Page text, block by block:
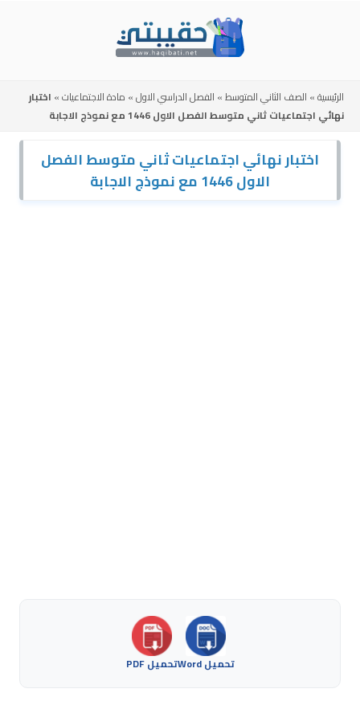
الرئيسية» الصف الثاني المتوسط» الفصل الدراسي الاول» مادة الاجتماعيات» اختبار
نهائي اجتماعيات ثاني متوسط الفصل الاول 1446 مع نموذج الاجابة
اختبار نهائي اجتماعيات ثاني متوسط الفصل
الاول 1446 مع نموذج الاجابة
تحميل Word تحميل PDF